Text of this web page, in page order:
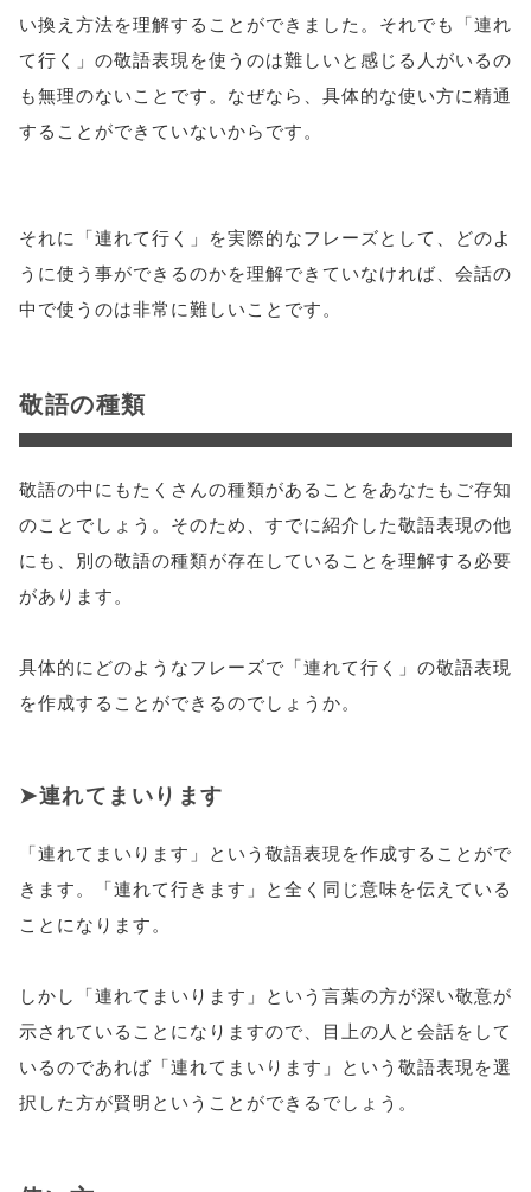
い換え方法を理解することができました。それでも「連れ
て行く」の敬語表現を使うのは難しいと感じる人がいるの
も無理のないことです。なぜなら、具体的な使い方に精通
することができていないからです。
それに「連れて行く」を実際的なフレーズとして、どのよ
うに使う事ができるのかを理解できていなければ、会話の
中で使うのは非常に難しいことです。
敬語の種類
敬語の中にもたくさんの種類があることをあなたもご存知
のことでしょう。そのため、すでに紹介した敬語表現の他
にも、別の敬語の種類が存在していることを理解する必要
があります。
具体的にどのようなフレーズで「連れて行く」の敬語表現
を作成することができるのでしょうか。
連れてまいります
「連れてまいります」という敬語表現を作成することがで
きます。「連れて行きます」と全く同じ意味を伝えている
ことになります。
しかし「連れてまいります」という言葉の方が深い敬意が
示されていることになりますので、目上の人と会話をして
いるのであれば「連れてまいります」という敬語表現を選
択した方が賢明ということができるでしょう。